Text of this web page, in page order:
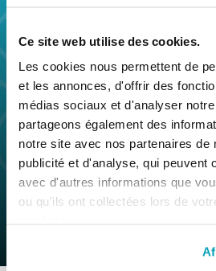
Ce site web utilise des cookies.
Les cookies nous permettent de
et les annonces, d'offrir des
médias sociaux et d'analyser
partageons également des
notre site avec nos partenaires de
publicité et d'analyse, qui peuvent
avec d'autres informations que
ou qu'ils ont collectées lors de
7 Novembre 2019 | By
Comments |
MR Section il s’agit de